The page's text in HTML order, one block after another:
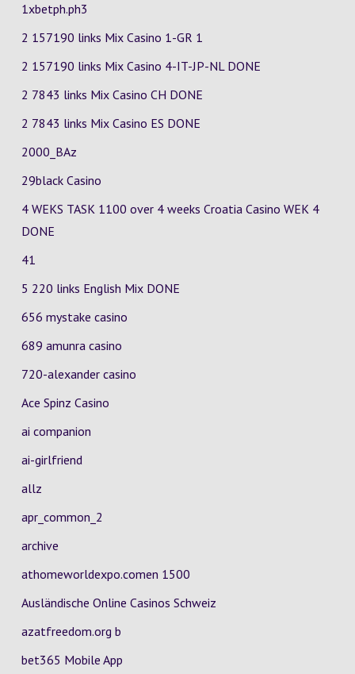
1xbetph.ph3
2 157190 links Mix Casino 1-GR 1
2 157190 links Mix Casino 4-IT-JP-NL DONE
2 7843 links Mix Casino CH DONE
2 7843 links Mix Casino ES DONE
2000_BAz
29black Casino
4 WEKS TASK 1100 over 4 weeks Croatia Casino WEK 4
DONE
41
5 220 links English Mix DONE
656 mystake casino
689 amunra casino
720-alexander casino
Ace Spinz Casino
ai companion
ai-girlfriend
allz
apr_common_2
archive
athomeworldexpo.comen 1500
Ausländische Online Casinos Schweiz
azatfreedom.org b
bet365 Mobile App